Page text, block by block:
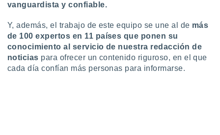
uso de
e
mediante
vanguardista y confiable.
Y, además, el trabajo de este equipo se une al de más
de 100 expertos en 11 países que ponen su
conocimiento al servicio de nuestra redacción de
noticias para ofrecer un contenido riguroso, en el que
cada día confían más personas para informarse.